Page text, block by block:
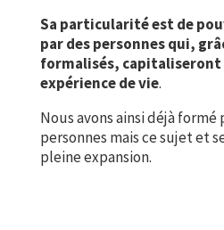
Sa particularité est de
par des personnes qui,
formalisés, capitaliseront
expérience de vie.
Nous avons ainsi déjà formé
personnes mais ce sujet et
pleine expansion.